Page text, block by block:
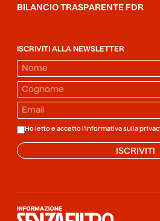
BILANCIO TRASPARENTE FDR
ISCRIVITI ALLA NEWSLETTER
Ho letto e accetto l'informativa sulla
ISCRIVITI